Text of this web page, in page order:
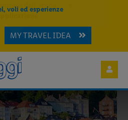
voli ed esperienze
MY TRAVEL IDEA
il menu opzioni evidenziato
e selezionaInstalla